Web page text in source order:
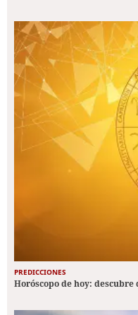
PREDICCIONES
Horóscopo de hoy: descubre